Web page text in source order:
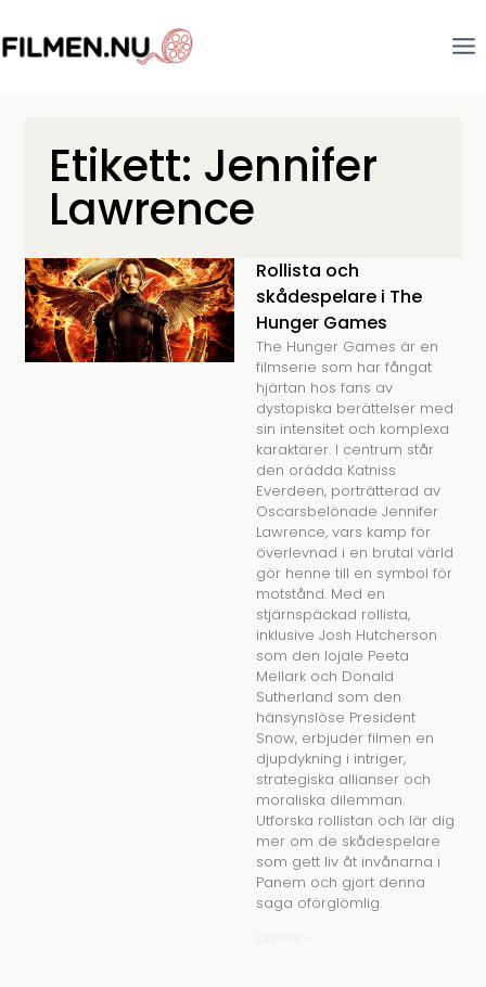
Etikett: Jennifer
Lawrence
Rollista och
skådespelare i The
Hunger Games
The Hunger Games är en
filmserie som har fångat
hjärtan hos fans av
dystopiska berättelser med
sin intensitet och komplexa
karaktärer. I centrum står
den orädda Katniss
Everdeen, porträtterad av
Oscarsbelönade Jennifer
Lawrence, vars kamp för
överlevnad i en brutal värld
gör henne till en symbol för
motstånd. Med en
stjärnspäckad rollista,
inklusive Josh Hutcherson
som den lojale Peeta
Mellark och Donald
Sutherland som den
hänsynslöse President
Snow, erbjuder filmen en
djupdykning i intriger,
strategiska allianser och
moraliska dilemman.
Utforska rollistan och lär dig
mer om de skådespelare
som gett liv åt invånarna i
Panem och gjort denna
saga oförglömlig.